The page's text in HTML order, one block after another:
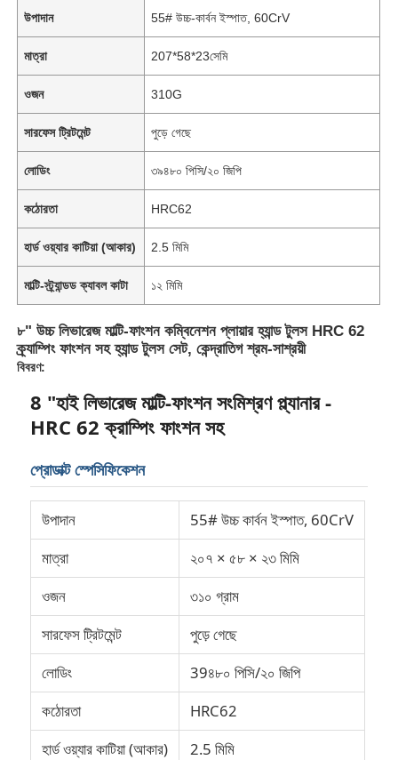
উপাদান 55# উচ্চ-কার্বন ইস্পাত, 60CrV
মাত্রা 207*58*23সেমি
ওজন 310G
সারফেস ট্রিটমেন্ট পুড়ে গেছে
লোডিং ৩৯৪৮০ পিসি/২০ জিপি
কঠোরতা HRC62
হার্ড ওয়্যার কাটিয়া (আকার) 2.5 মিমি
মাল্টি-স্ট্র্যান্ডড ক্যাবল কাটা ১২ মিমি
৮" উচ্চ লিভারেজ মাল্টি-ফাংশন কম্বিনেশন প্লায়ার হ্যান্ড টুলস HRC 62
ক্র্যাম্পিং ফাংশন সহ হ্যান্ড টুলস সেট, কেন্দ্রাতিগ শ্রম-সাশ্রয়ী
বিবরণ:
8 "হাই লিভারেজ মাল্টি-ফাংশন সংমিশ্রণ প্ল্যানার -
HRC 62 ক্রাম্পিং ফাংশন সহ
প্রোডাক্ট স্পেসিফিকেশন
উপাদান
55# উচ্চ কার্বন ইস্পাত, 60CrV
মাত্রা
২০৭ × ৫৮ × ২৩ মিমি
ওজন
৩১০ গ্রাম
সারফেস ট্রিটমেন্ট
পুড়ে গেছে
লোডিং
39৪৮০ পিসি/২০ জিপি
কঠোরতা
HRC62
হার্ড ওয়্যার কাটিয়া (আকার)
2.5 মিমি